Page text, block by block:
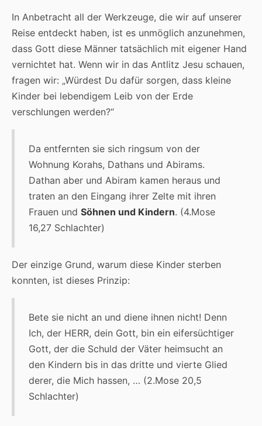
In Anbetracht all der Werkzeuge, die wir auf unserer
Reise entdeckt haben, ist es unmöglich anzunehmen,
dass Gott diese Männer tatsächlich mit eigener Hand
vernichtet hat. Wenn wir in das Antlitz Jesu schauen,
fragen wir: „Würdest Du dafür sorgen, dass kleine
Kinder bei lebendigem Leib von der Erde
verschlungen werden?“
Da entfernten sie sich ringsum von der
Wohnung Korahs, Dathans und Abirams.
Dathan aber und Abiram kamen heraus und
traten an den Eingang ihrer Zelte mit ihren
Frauen und Söhnen und Kindern. (4.Mose
16,27 Schlachter)
Der einzige Grund, warum diese Kinder sterben
konnten, ist dieses Prinzip:
Bete sie nicht an und diene ihnen nicht! Denn
Ich, der HERR, dein Gott, bin ein eifersüchtiger
Gott, der die Schuld der Väter heimsucht an
den Kindern bis in das dritte und vierte Glied
derer, die Mich hassen, … (2.Mose 20,5
Schlachter)